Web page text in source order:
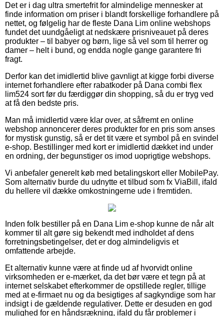
Det er i dag ultra smertefrit for almindelige mennesker at
finde information om priser i blandt forskellige forhandlere på
nettet, og følgelig har de fleste Dana Lim online webshops
fundet det uundgåeligt at nedskære prisniveauet på deres
produkter – til babyer og børn, lige så vel som til herrer og
damer – helt i bund, og endda nogle gange garantere fri
fragt.
Derfor kan det imidlertid blive gavnligt at kigge forbi diverse
internet forhandlere efter rabatkoder på Dana combi flex
lim524 sort før du færdiggør din shopping, så du er tryg ved
at få den bedste pris.
Man må imidlertid være klar over, at såfremt en online
webshop annoncerer deres produkter for en pris som anses
for mystisk gunstig, så er det tit være et symbol på en svindel
e-shop. Bestillinger med kort er imidlertid dækket ind under
en ordning, der begunstiger os imod uoprigtige webshops.
Vi anbefaler generelt køb med betalingskort eller MobilePay.
Som alternativ burde du udnytte et tilbud som fx ViaBill, ifald
du hellere vil dække omkostningerne ude i fremtiden.
Inden folk bestiller på en Dana Lim e-shop kunne de når alt
kommer til alt gøre sig bekendt med indholdet af dens
forretningsbetingelser, det er dog almindeligvis et
omfattende arbejde.
Et alternativ kunne være at finde ud af hvorvidt online
virksomheden er e-mærket, da det bør være et tegn på at
internet selskabet efterkommer de opstillede regler, tillige
med at e-firmaet nu og da besigtiges af sagkyndige som har
indsigt i de gældende regulativer. Dette er desuden en god
mulighed for en håndsrækning, ifald du får problemer i